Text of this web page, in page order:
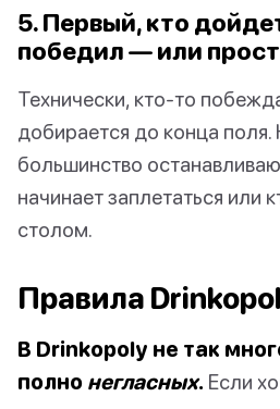
5. Первый, кто
победил — или
Технически, кто-то
добирается до конца
большинство
начинает заплетаться или
столом.
Правила
В Drinkopoly не так
полно негласных. Если